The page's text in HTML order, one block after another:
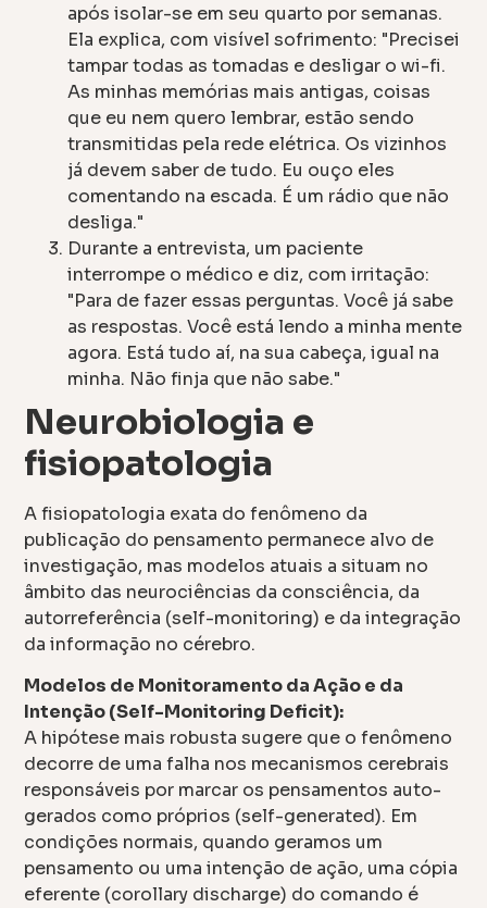
após isolar-se em seu quarto por semanas.
Ela explica, com visível sofrimento: "Precisei
tampar todas as tomadas e desligar o wi-fi.
As minhas memórias mais antigas, coisas
que eu nem quero lembrar, estão sendo
transmitidas pela rede elétrica. Os vizinhos
já devem saber de tudo. Eu ouço eles
comentando na escada. É um rádio que não
desliga."
Durante a entrevista, um paciente
interrompe o médico e diz, com irritação:
"Para de fazer essas perguntas. Você já sabe
as respostas. Você está lendo a minha mente
agora. Está tudo aí, na sua cabeça, igual na
minha. Não finja que não sabe."
Neurobiologia e
fisiopatologia
A fisiopatologia exata do fenômeno da
publicação do pensamento permanece alvo de
investigação, mas modelos atuais a situam no
âmbito das neurociências da consciência, da
autorreferência (self-monitoring) e da integração
da informação no cérebro.
Modelos de Monitoramento da Ação e da
Intenção (Self-Monitoring Deficit):
A hipótese mais robusta sugere que o fenômeno
decorre de uma falha nos mecanismos cerebrais
responsáveis por marcar os pensamentos auto-
gerados como próprios (self-generated). Em
condições normais, quando geramos um
pensamento ou uma intenção de ação, uma cópia
eferente (corollary discharge) do comando é